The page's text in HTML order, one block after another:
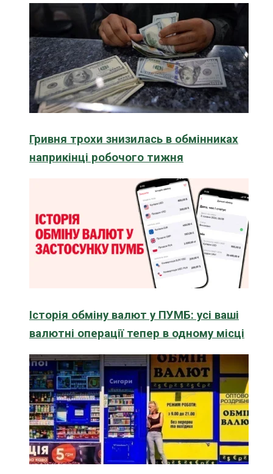
Гривня трохи знизилась в обмінниках
наприкінці робочого тижня
Історія обміну валют у ПУМБ: усі ваші
валютні операції тепер в одному місці